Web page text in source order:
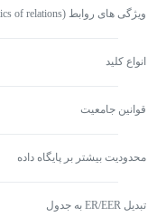
ویژگی های روابط (characteristics of relations)
انواع کلید
قوانین جامعیت
محدودیت بیشتر بر پایگاه داده
تبدیل ER/EER به جدول